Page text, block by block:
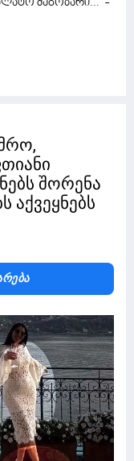
მეგობარი..." -
შორენა
აქვეყნებს